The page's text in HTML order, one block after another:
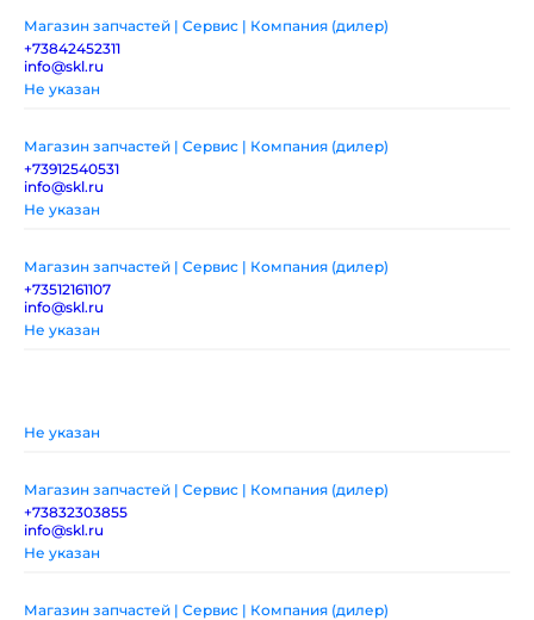
Магазин запчастей | Сервис | Компания (дилер)
+73842452311
info@skl.ru
Не указан
Магазин запчастей | Сервис | Компания (дилер)
+73912540531
info@skl.ru
Не указан
Магазин запчастей | Сервис | Компания (дилер)
+73512161107
info@skl.ru
Не указан
Не указан
Магазин запчастей | Сервис | Компания (дилер)
+73832303855
info@skl.ru
Не указан
Магазин запчастей | Сервис | Компания (дилер)